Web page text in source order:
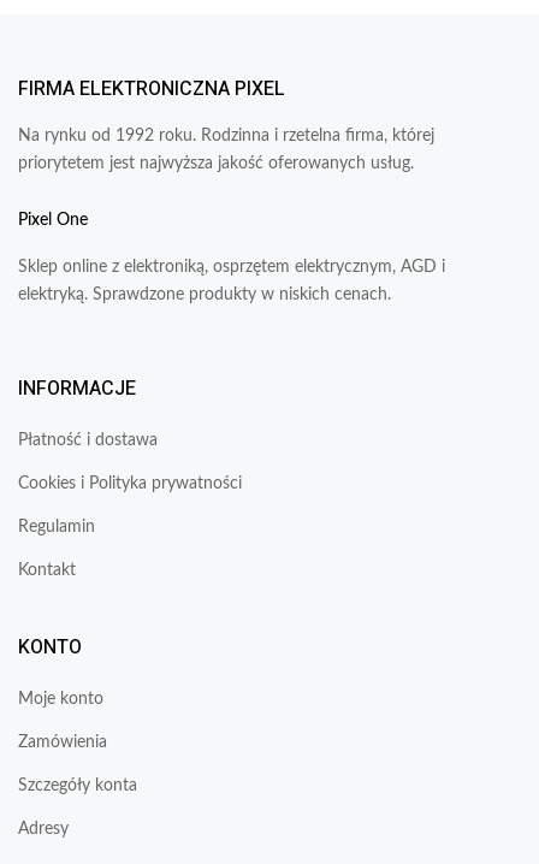
FIRMA ELEKTRONICZNA PIXEL
Na rynku od 1992 roku. Rodzinna i rzetelna firma, której
priorytetem jest najwyższa jakość oferowanych usług.
Pixel One
Sklep online z elektroniką, osprzętem elektrycznym, AGD i
elektryką. Sprawdzone produkty w niskich cenach.
INFORMACJE
Płatność i dostawa
Cookies i Polityka prywatności
Regulamin
Kontakt
KONTO
Moje konto
Zamówienia
Szczegóły konta
Adresy